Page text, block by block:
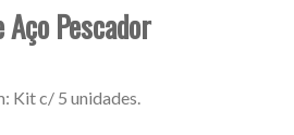
Aço Pescador
Kit c/ 5 unidades.